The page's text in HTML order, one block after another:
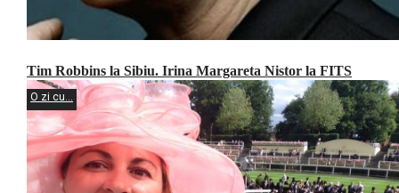
Tim Robbins la Sibiu. Irina Margareta Nistor la FITS
O zi cu...